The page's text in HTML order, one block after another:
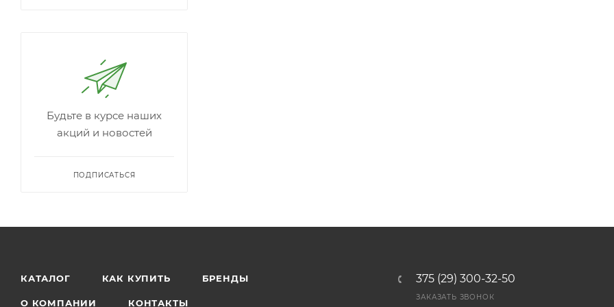
Будьте в курсе наших
акций и новостей
ПОДПИСАТЬСЯ
КАТАЛОГ КАК КУПИТЬ БРЕНДЫ
О КОМПАНИИ КОНТАКТЫ
375 (29) 300-32-50
ЗАКАЗАТЬ ЗВОНОК